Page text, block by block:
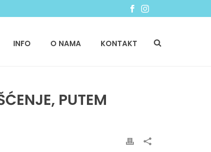
INFO O NAMA KONTAKT
PUTEM